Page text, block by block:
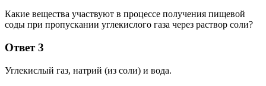
Какие вещества участвуют в процессе получения пищевой
соды при пропускании углекислого газа через раствор соли?
Ответ 3
Углекислый газ, натрий (из соли) и вода.